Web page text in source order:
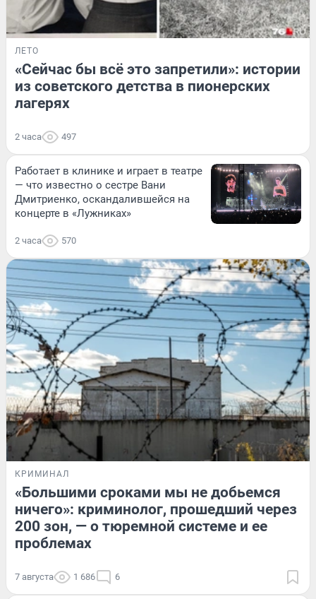
ЛЕТО
«Сейчас бы всё это запретили»: истории
из советского детства в пионерских
лагерях
2 часа 497
Работает в клинике и играет в театре
— что известно о сестре Вани
Дмитриенко, оскандалившейся на
концерте в «Лужниках»
2 часа 570
КРИМИНАЛ
«Большими сроками мы не добьемся
ничего»: криминолог, прошедший через
200 зон, — о тюремной системе и ее
проблемах
7 августа 1 686 6